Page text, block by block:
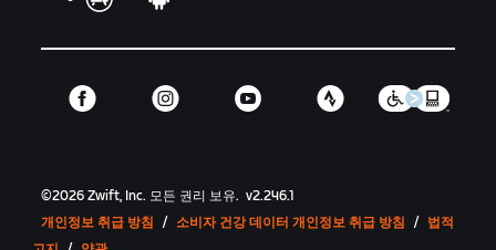
©2026 Zwift, Inc. 모든 권리 보유. v2.246.1
개인정보 취급 방침
/ 소비자 건강 데이터 개인정보 취급 방침 / 법적